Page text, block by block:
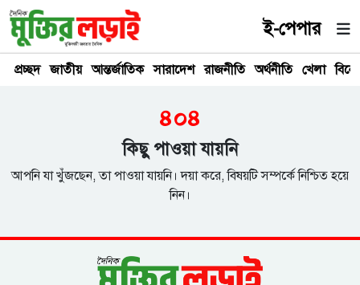
ই-পেপার
প্রচ্ছদ জাতীয় আন্তর্জাতিক সারাদেশ রাজনীতি অর্থনীতি খেলা
৪০৪
কিছু পাওয়া যায়নি
আপনি যা খুঁজছেন, তা পাওয়া যায়নি। দয়া করে, বিষয়টি সম্পর্কে নিশ্চিত হয়ে
নিন।